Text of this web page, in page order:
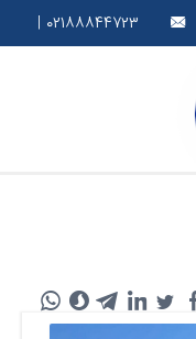
۰۲۱۸۸۸۴۴۷۲۳ |